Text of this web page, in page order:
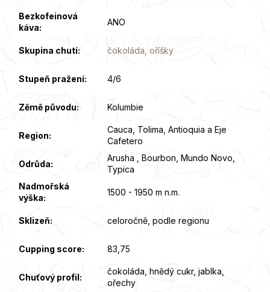
Bezkofeinová
káva:
ANO
Skupina chutí: čokoláda, oříšky
Stupeň pražení: 4/6
Zěmě původu: Kolumbie
Region:
Cauca, Tolima, Antioquia a Eje
Cafetero
Odrůda:
Arusha , Bourbon, Mundo Novo,
Typica
Nadmořská
výška:
1500 - 1950 m n.m.
Sklizeň: celoročně, podle regionu
Cupping score: 83,75
Chuťový profil:
čokoláda, hnědý cukr, jablka,
ořechy